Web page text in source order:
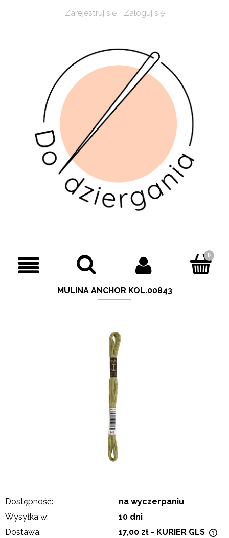
Zarejestruj się Zaloguj się
MULINA ANCHOR KOL.00843
Dostępność:
na wyczerpaniu
Wysyłka w:
10 dni
Dostawa:
17,00 zł - KURIER GLS